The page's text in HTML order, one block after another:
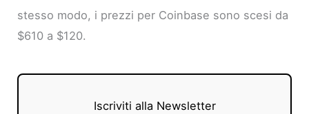
stesso modo, i prezzi per Coinbase sono scesi da
$610 a $120.
Iscriviti alla Newsletter